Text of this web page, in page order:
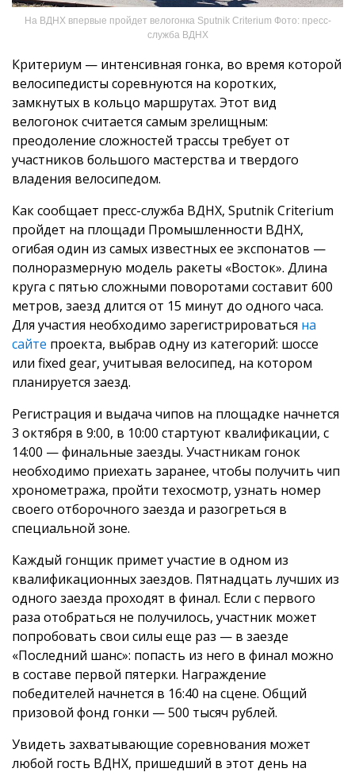
На ВДНХ впервые пройдет велогонка Sputnik Criterium Фото: пресс-
служба ВДНХ
Критериум — интенсивная гонка, во время которой
велосипедисты соревнуются на коротких,
замкнутых в кольцо маршрутах. Этот вид
велогонок считается самым зрелищным:
преодоление сложностей трассы требует от
участников большого мастерства и твердого
владения велосипедом.
Как сообщает пресс-служба ВДНХ, Sputnik Criterium
пройдет на площади Промышленности ВДНХ,
огибая один из самых известных ее экспонатов —
полноразмерную модель ракеты «Восток». Длина
круга с пятью сложными поворотами составит 600
метров, заезд длится от 15 минут до одного часа.
Для участия необходимо зарегистрироваться на
сайте проекта, выбрав одну из категорий: шоссе
или fixed gear, учитывая велосипед, на котором
планируется заезд.
Регистрация и выдача чипов на площадке начнется
3 октября в 9:00, в 10:00 стартуют квалификации, с
14:00 — финальные заезды. Участникам гонок
необходимо приехать заранее, чтобы получить чип
хронометража, пройти техосмотр, узнать номер
своего отборочного заезда и разогреться в
специальной зоне.
Каждый гонщик примет участие в одном из
квалификационных заездов. Пятнадцать лучших из
одного заезда проходят в финал. Если с первого
раза отобраться не получилось, участник может
попробовать свои силы еще раз — в заезде
«Последний шанс»: попасть из него в финал можно
в составе первой пятерки. Награждение
победителей начнется в 16:40 на сцене. Общий
призовой фонд гонки — 500 тысяч рублей.
Увидеть захватывающие соревнования может
любой гость ВДНХ, пришедший в этот день на